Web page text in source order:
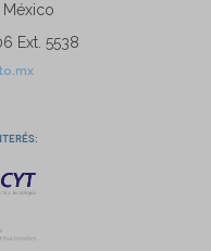
México
Ext. 5538